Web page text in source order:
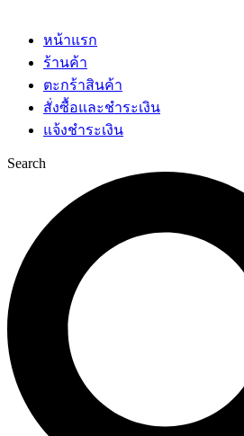
หน้าแรก
ร้านค้า
ตะกร้าสินค้า
สั่งซื้อและชำระเงิน
แจ้งชำระเงิน
Search